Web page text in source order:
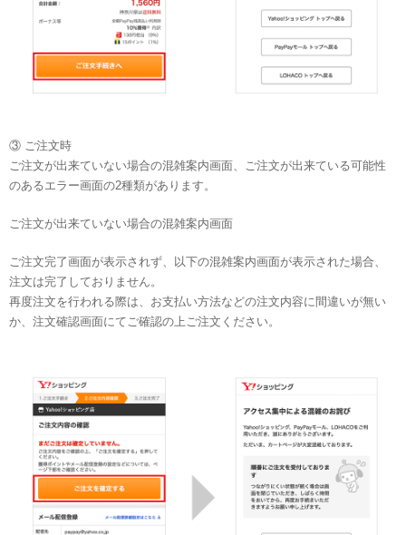
③ ご注文時
ご注文が出来ていない場合の混雑案内画面、ご注文が出来ている可能性
のあるエラー画面の2種類があります。
ご注文が出来ていない場合の混雑案内画面
ご注文完了画面が表示されず、以下の混雑案内画面が表示された場合、
注文は完了しておりません。
再度注文を行われる際は、お支払い方法などの注文内容に間違いが無い
か、注文確認画面にてご確認の上ご注文ください。